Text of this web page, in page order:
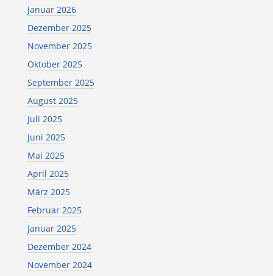
Januar 2026
Dezember 2025
November 2025
Oktober 2025
September 2025
August 2025
Juli 2025
Juni 2025
Mai 2025
April 2025
März 2025
Februar 2025
Januar 2025
Dezember 2024
November 2024